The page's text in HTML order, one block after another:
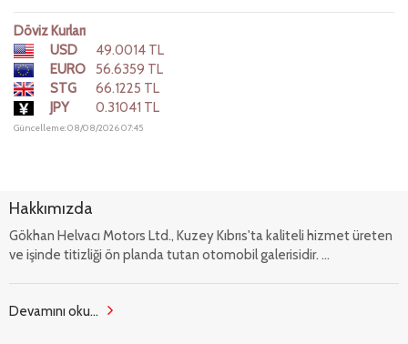
Döviz Kurları
USD
49.0014 TL
EURO
56.6359 TL
STG
66.1225 TL
JPY
0.31041 TL
Güncelleme: 08/08/2026 07:45
Hakkımızda
Gökhan Helvacı Motors Ltd., Kuzey Kıbrıs'ta kaliteli hizmet üreten
ve işinde titizliği ön planda tutan otomobil galerisidir. ...
Devamını oku...